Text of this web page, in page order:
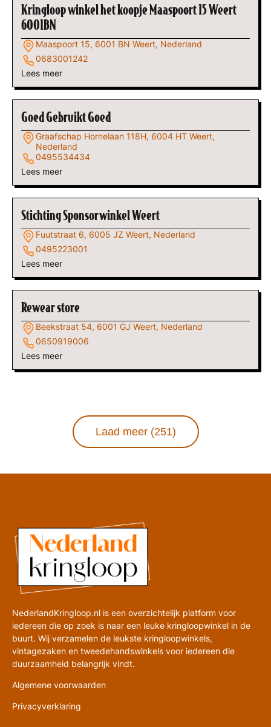
Kringloop winkel het koopje Maaspoort 15 Weert
6001BN
Maaspoort 15, 6001 BN Weert, Nederland
0683001242
Lees meer
Goed Gebruikt Goed
Graafschap Hornelaan 118H, 6004 HT Weert,
Nederland
0495534434
Lees meer
Stichting Sponsorwinkel Weert
Fuutstraat 6, 6005 JZ Weert, Nederland
0495223001
Lees meer
Rewear store
Beekstraat 54, 6001 GJ Weert, Nederland
0650919006
Lees meer
Laad meer (251)
NederlandKringloop.nl is een overzichtelijk platform voor
iedereen die op zoek is naar een leuke kringloopwinkel in de
buurt. Wij verzamelen de leukste kringloopwinkels,
vintagezaken en tweedehandswinkels voor iedereen die
duurzaamheid belangrijk vindt.
Algemene voorwaarden
Privacyverklaring